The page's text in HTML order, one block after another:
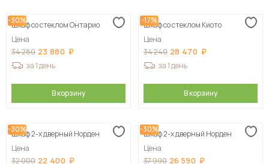
-30%
Шкаф со стеклом Онтарио
Цена
34 280 23 880
за 1 день
В корзину
-17%
Шкаф со стеклом Киото
Цена
34 240 28 470
за 1 день
В корзину
-30%
Шкаф 2-х дверный Норден
Цена
32 000 22 400
-30%
Шкаф 2-х дверный Норден
Цена
37 990 26 590